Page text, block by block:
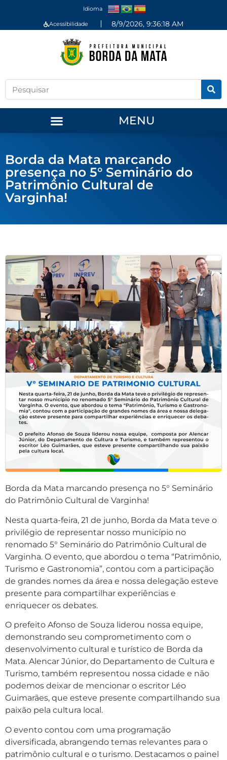
Idioma
Acessibilidade 8/9/2026, 9:36:19 AM
MENU
Borda da Mata marcando
presença no 5° Seminário do
Patrimônio Cultural de
Varginha!
Borda da Mata marcando presença no 5° Seminário
do Patrimônio Cultural de Varginha!
Nesta quarta-feira, 21 de junho, Borda da Mata teve o
privilégio de representar nosso município no
renomado 5° Seminário do Patrimônio Cultural de
Varginha. O evento, que abordou o tema “Patrimônio,
Turismo e Gastronomia”, contou com a participação
de grandes nomes da área e nossa delegação esteve
presente para compartilhar experiências e
enriquecer os debates.
O prefeito Afonso de Souza liderou nossa equipe,
demonstrando seu comprometimento com o
desenvolvimento cultural e turístico de Borda da
Mata. Alencar Júnior, do Departamento de Cultura e
Turismo, também representou nossa cidade e não
podemos deixar de mencionar o escritor Léo
Guimarães, que esteve presente compartilhando sua
paixão pela cultura local.
O evento contou com uma programação
diversificada, abrangendo temas relevantes para o
patrimônio cultural e o turismo. Destacamos o painel